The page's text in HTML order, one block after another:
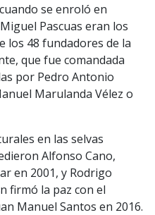
se enroló en
Pascuas eran los
los 48 fundadores de la
que fue comandada
por Pedro Antonio
Marulanda Vélez o
en las selvas
Alfonso Cano,
en 2001, y Rodrigo
firmó la paz con el
Manuel Santos en 2016.